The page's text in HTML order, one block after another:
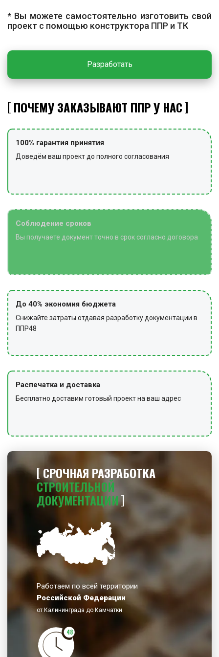
* Вы можете самостоятельно изготовить свой
проект с помощью конструктора ППР и ТК
Разработать
ПОЧЕМУ ЗАКАЗЫВАЮТ ППР У НАС
100% гарантия принятия
Доведём ваш проект до полного согласования
Соблюдение сроков
Вы получаете документ точно в срок согласно договора
До 40% экономия бюджета
Снижайте затраты отдавая разработку документации в
ППР48
Распечатка и доставка
Бесплатно доставим готовый проект на ваш адрес
СРОЧНАЯ РАЗРАБОТКА
СТРОИТЕЛЬНОЙ
ДОКУМЕНТАЦИИ
Работаем по всей территории
Российской Федерации
от Калининграда до Камчатки
48